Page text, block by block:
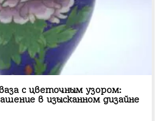
с цветочным узором:
в изысканном дизайне